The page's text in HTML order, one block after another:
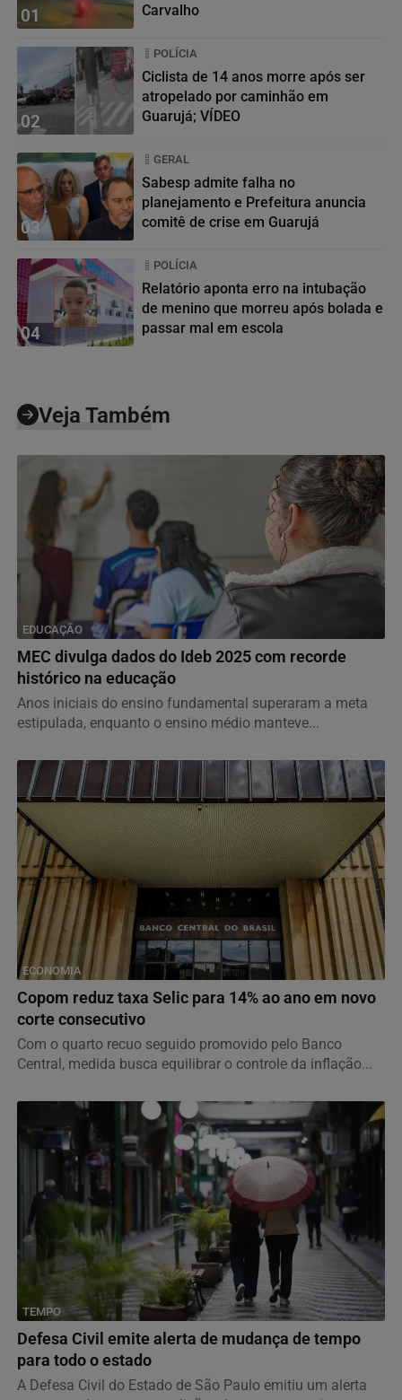
01
Carvalho
02
POLÍCIA
Ciclista de 14 anos morre após ser
atropelado por caminhão em
Guarujá; VÍDEO
03
GERAL
Sabesp admite falha no
planejamento e Prefeitura anuncia
comitê de crise em Guarujá
04
POLÍCIA
Relatório aponta erro na intubação
de menino que morreu após bolada e
passar mal em escola
Veja Também
EDUCAÇÃO
MEC divulga dados do Ideb 2025 com recorde
histórico na educação
Anos iniciais do ensino fundamental superaram a meta
estipulada, enquanto o ensino médio manteve...
ECONOMIA
Copom reduz taxa Selic para 14% ao ano em novo
corte consecutivo
Com o quarto recuo seguido promovido pelo Banco
Central, medida busca equilibrar o controle da inflação...
TEMPO
Defesa Civil emite alerta de mudança de tempo
para todo o estado
A Defesa Civil do Estado de São Paulo emitiu um alerta